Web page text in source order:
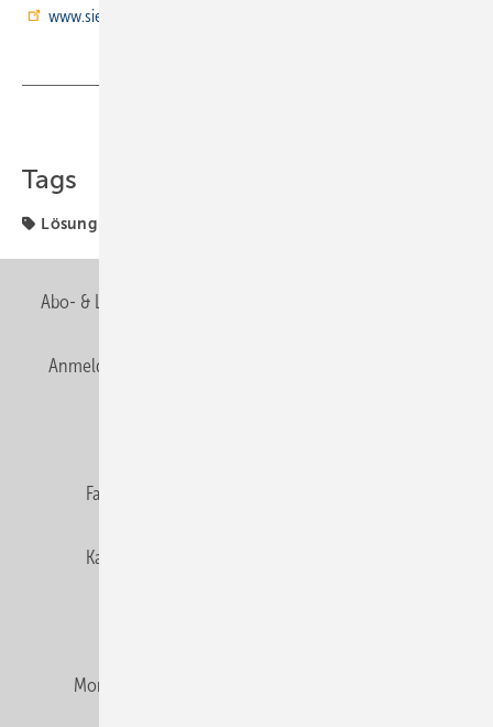
www.siegenia.com
Tags
Lösung
Abo- & Leserservice
Anmelden
Fachbeiträge
Karriere bei Gentner
Montagezeiten Heizung